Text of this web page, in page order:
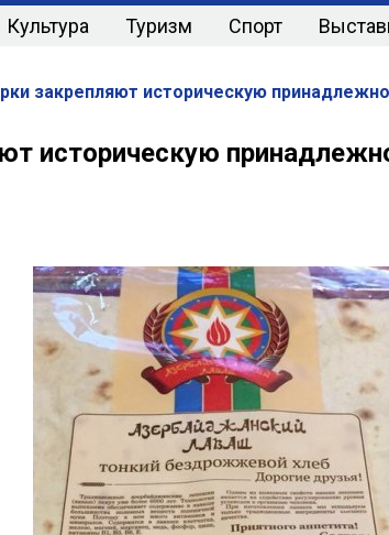
Культура Туризм Спорт
закрепляют историческую
историческую